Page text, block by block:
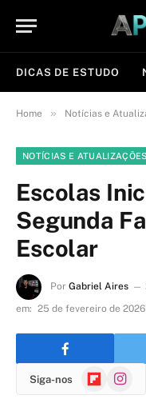
DICAS DE ESTUDO
Home » Notícias e
NOTÍCIAS E ATUALIZAÇÕES
Escolas
Segunda
Escolar
Por Gabriel Aires
em: 25 de fevereiro de 2026
Siga-nos Flipboard